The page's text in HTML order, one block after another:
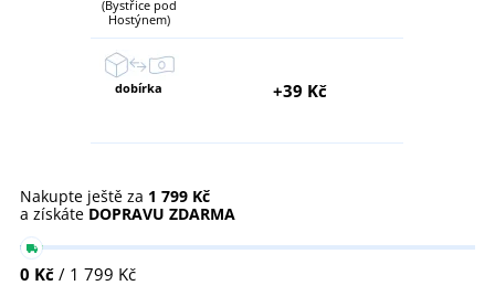
(Bystřice pod
Hostýnem)
dobírka +39 Kč
Nakupte ještě za 1 799 Kč
a získáte DOPRAVU ZDARMA
0 Kč / 1 799 Kč